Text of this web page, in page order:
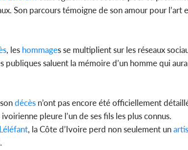
Son parcours témoigne de son amour pour
, les hommages se multiplient sur les réseaux
publiques saluent la mémoire d’un homme qui
décès n’ont pas encore été officiellement
ivoirienne pleure l’un de ses fils les plus connus.
, la Côte d’Ivoire perd non seulement un